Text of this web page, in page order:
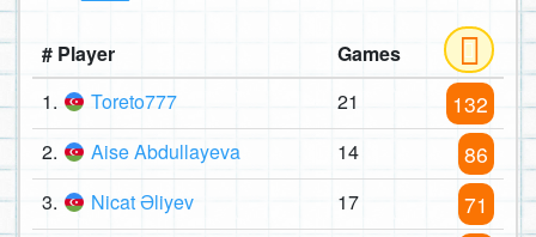
# Player
Games
1.
Toreto777 21 132
2. Aise Abdullayeva 14 86
3. Nicat Əliyev 17 71